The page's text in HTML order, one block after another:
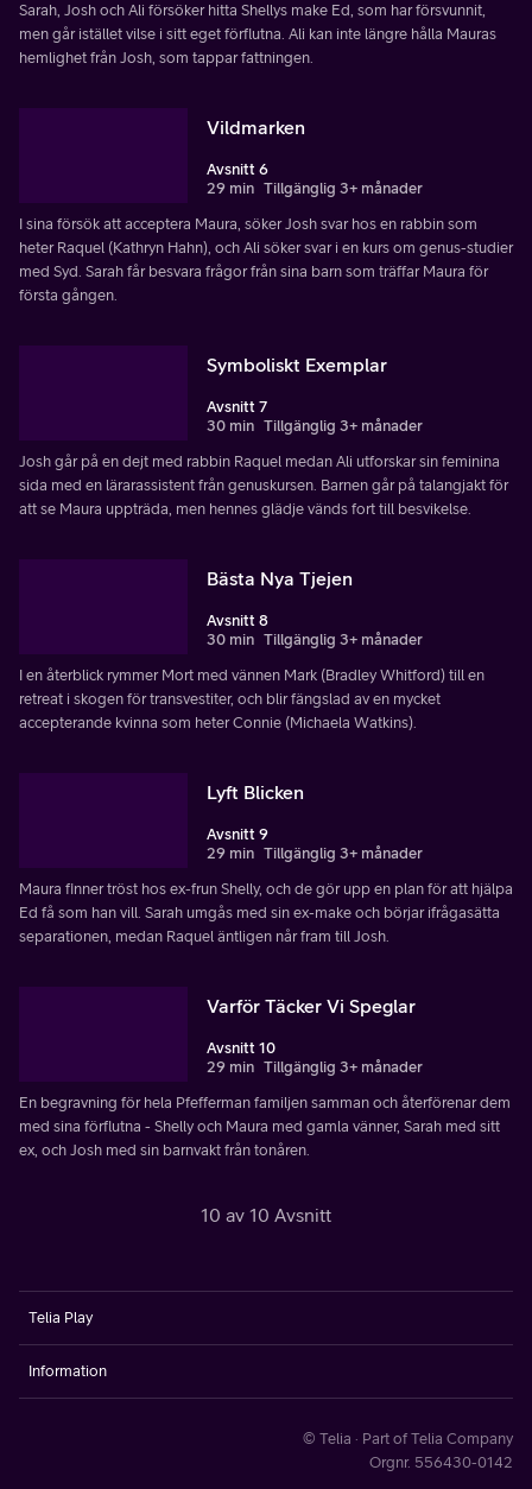
Sarah, Josh och Ali försöker hitta Shellys make Ed, som har försvunnit,
men går istället vilse i sitt eget förflutna. Ali kan inte längre hålla Mauras
hemlighet från Josh, som tappar fattningen.
Vildmarken
Avsnitt 6
29 min Tillgänglig 3+ månader
I sina försök att acceptera Maura, söker Josh svar hos en rabbin som
heter Raquel (Kathryn Hahn), och Ali söker svar i en kurs om genus-studier
med Syd. Sarah får besvara frågor från sina barn som träffar Maura för
första gången.
Symboliskt Exemplar
Avsnitt 7
30 min Tillgänglig 3+ månader
Josh går på en dejt med rabbin Raquel medan Ali utforskar sin feminina
sida med en lärarassistent från genuskursen. Barnen går på talangjakt för
att se Maura uppträda, men hennes glädje vänds fort till besvikelse.
Bästa Nya Tjejen
Avsnitt 8
30 min Tillgänglig 3+ månader
I en återblick rymmer Mort med vännen Mark (Bradley Whitford) till en
retreat i skogen för transvestiter, och blir fängslad av en mycket
accepterande kvinna som heter Connie (Michaela Watkins).
Lyft Blicken
Avsnitt 9
29 min Tillgänglig 3+ månader
Maura finner tröst hos ex-frun Shelly, och de gör upp en plan för att hjälpa
Ed få som han vill. Sarah umgås med sin ex-make och börjar ifrågasätta
separationen, medan Raquel äntligen når fram till Josh.
Varför Täcker Vi Speglar
Avsnitt 10
29 min Tillgänglig 3+ månader
En begravning för hela Pfefferman familjen samman och återförenar dem
med sina förflutna - Shelly och Maura med gamla vänner, Sarah med sitt
ex, och Josh med sin barnvakt från tonåren.
10 av 10 Avsnitt
Telia Play
Information
© Telia · Part of Telia Company
Orgnr. 556430-0142